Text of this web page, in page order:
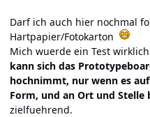
Darf ich auch hier nochmal
Hartpapier/Fotokarton
Mich wuerde ein Test
kann sich das
hochnimmt, nur wenn es
Form, und an Ort und Stelle
zielfuehrend.